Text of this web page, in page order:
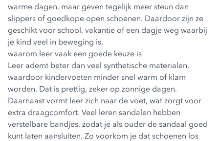
warme dagen, maar geven tegelijk meer steun dan
slippers of goedkope open schoenen. Daardoor zijn ze
geschikt voor school, vakantie of een dagje weg waarbij
je kind veel in beweging is.
waarom leer vaak een goede keuze is
Leer ademt beter dan veel synthetische materialen,
waardoor kindervoeten minder snel warm of klam
worden. Dat is prettig, zeker op zonnige dagen.
Daarnaast vormt leer zich naar de voet, wat zorgt voor
extra draagcomfort. Veel leren sandalen hebben
verstelbare bandjes, zodat je als ouder de sandaal goed
kunt laten aansluiten. Zo voorkom je dat schoenen los